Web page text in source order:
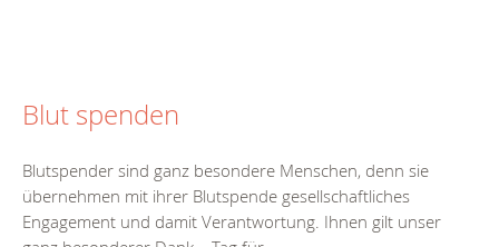
Blut spenden
Blutspender sind ganz besondere Menschen, denn sie
übernehmen mit ihrer Blutspende gesellschaftliches
Engagement und damit Verantwortung. Ihnen gilt unser